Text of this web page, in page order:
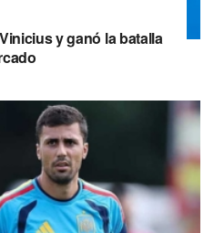
y ganó la batalla